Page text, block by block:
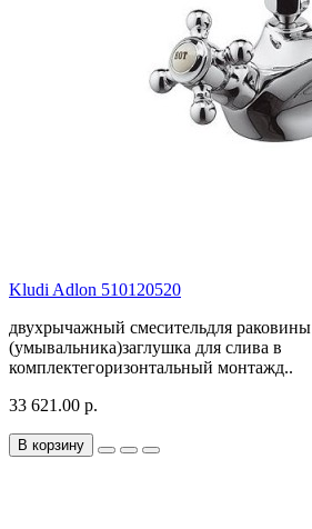
Kludi Adlon 510120520
двухрычажный смесительдля раковины
(умывальника)заглушка для слива в
комплектегоризонтальный монтажд..
33 621.00 р.
В корзину